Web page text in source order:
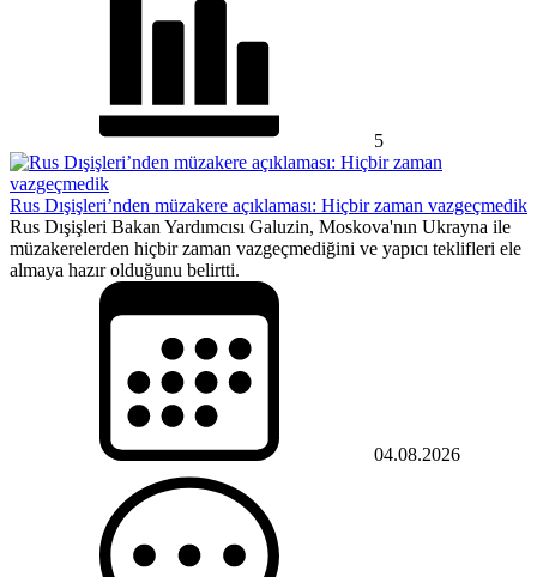
5
Rus Dışişleri’nden müzakere açıklaması: Hiçbir zaman vazgeçmedik
Rus Dışişleri Bakan Yardımcısı Galuzin, Moskova'nın Ukrayna ile
müzakerelerden hiçbir zaman vazgeçmediğini ve yapıcı teklifleri ele
almaya hazır olduğunu belirtti.
04.08.2026